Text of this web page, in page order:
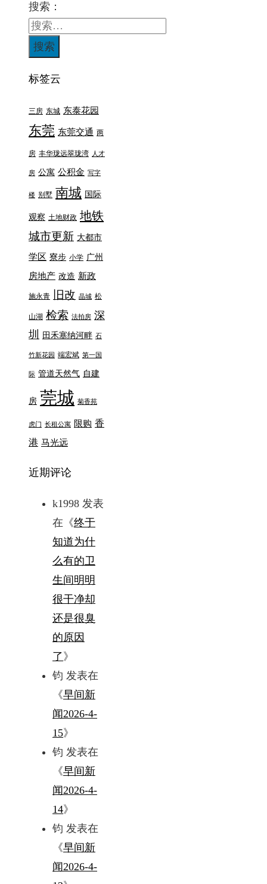
搜索：
标签云
三房 东城 东泰花园
东莞 东莞交通 两
房 丰华珑远翠珑湾 人才
房 公寓 公积金 写字
楼 别墅 南城 国际
观察 土地财政 地铁
城市更新 大都市
学区 寮步 小学 广州
房地产 改造 新政
施永青 旧改 晶城 松
山湖 检索 法拍房 深
圳
田禾塞纳河畔 石
竹新花园 端宏斌 第一国
际 管道天然气 自建
房 莞城 菊香苑
虎门 长租公寓 限购 香
港 马光远
近期评论
k1998 发表
在《终于
知道为什
么有的卫
生间明明
很干净却
还是很臭
的原因
了》
钧 发表在
《早间新
闻2026-4-
15》
钧 发表在
《早间新
闻2026-4-
14》
钧 发表在
《早间新
闻2026-4-